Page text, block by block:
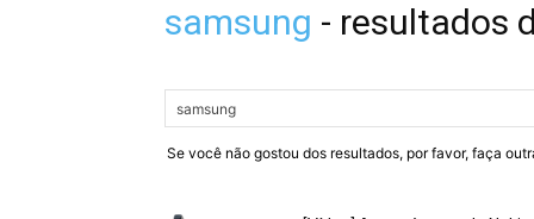
samsung - resultados
Se você não gostou dos resultados, por favor, faça